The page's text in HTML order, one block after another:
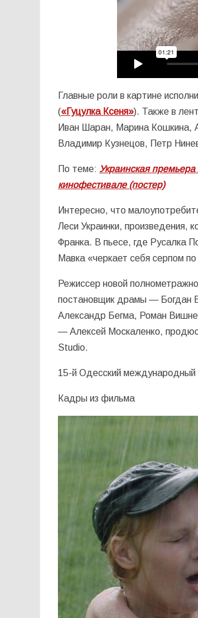
Главные роли в картине
(«Гуцулка Ксеня»). Также в
Иван Шаран, Марина Кошкина,
Владимир Кузнецов, Петр
По теме: Украинская
кинофестивале (постер)
Интересно, что
Леси Украинки, произведения,
Франка. В пьесе, где Русалка
Мавка «черкает себя серпом
Режиссер новой
постановщик драмы — Богдан
Александр Бегма, Роман
— Алексей Москаленко,
Studio.
15-й Одесский международный
Кадры из фильма